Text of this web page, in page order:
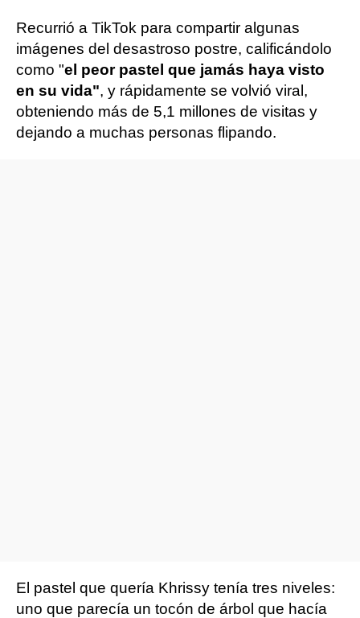
Recurrió a TikTok para compartir algunas
imágenes del desastroso postre, calificándolo
como "el peor pastel que jamás haya visto
en su vida", y rápidamente se volvió viral,
obteniendo más de 5,1 millones de visitas y
dejando a muchas personas flipando.
El pastel que quería Khrissy tenía tres niveles:
uno que parecía un tocón de árbol que hacía